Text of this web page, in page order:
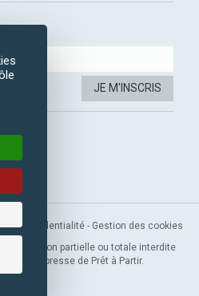
JE M'INSCRIS
de confidentialité - Gestion des cookies
partielle ou totale interdite
et expresse de Prêt à Partir.